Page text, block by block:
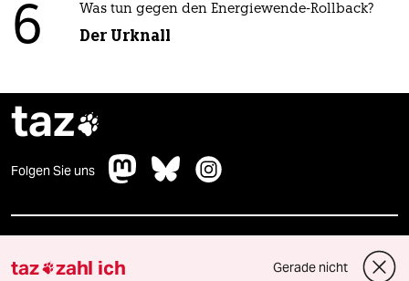
6 Was tun gegen den Energiewende-Rollback?
Der Urknall
taz
Folgen Sie uns
taz zahl ich Gerade nicht